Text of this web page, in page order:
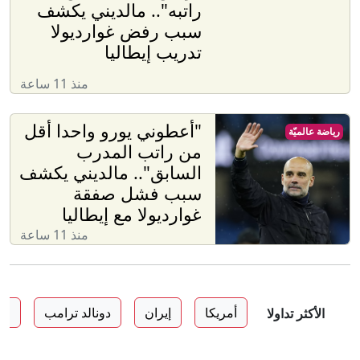
راتبه".. مالديني يكشف
سبب رفض غوارديولا
تدريب إيطاليا
منذ 11 ساعة
"أعطوني يورو واحدا أقل
من راتب المدرب
السابق".. مالديني يكشف
سبب فشل صفقة
غوارديولا مع إيطاليا
منذ 11 ساعة
رياضة عالميّة
الأكثر تداولا أمريكا إيران دونالد ترامب